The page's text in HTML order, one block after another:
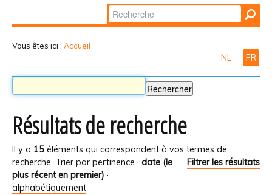
Chercher par
Recherche
Vous êtes ici : Accueil
NL FR
Résultats de recherche
Il y a 15 éléments qui correspondent à vos termes de
recherche.
Filtrer les résultats
Trier par pertinence · date (le
plus récent en premier) ·
alphabétiquement